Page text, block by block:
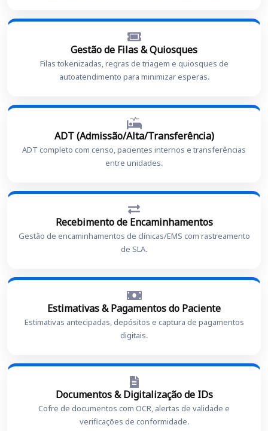
Gestão de Filas & Quiosques
Filas tokenizadas, regras de triagem e quiosques de
autoatendimento para minimizar esperas.
ADT (Admissão/Alta/Transferência)
ADT completo com censo, pacientes internos e transferências
entre unidades.
Recebimento de Encaminhamentos
Gestão de encaminhamentos de clínicas/EMS com rastreamento
de SLA.
Estimativas & Pagamentos do Paciente
Estimativas antecipadas, depósitos e captura de pagamentos
digitais.
Documentos & Digitalização de IDs
Cofre de documentos com OCR, alertas de validade e
verificações de conformidade.